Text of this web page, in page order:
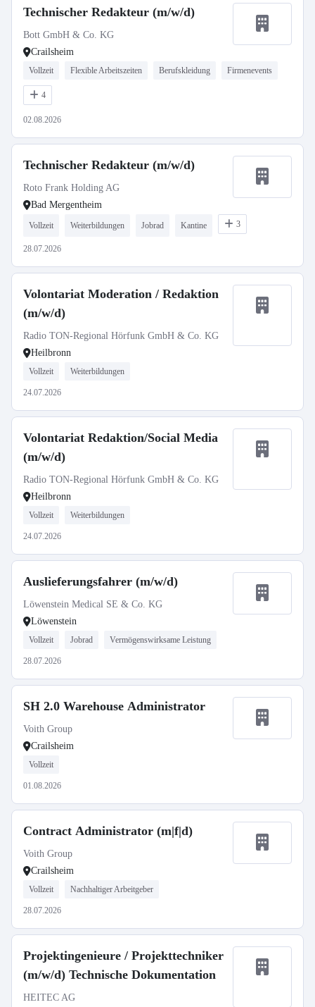
Technischer Redakteur (m/w/d)
Bott GmbH & Co. KG
Crailsheim
Vollzeit Flexible Arbeitszeiten Berufskleidung Firmenevents
4
02.08.2026
Technischer Redakteur (m/w/d)
Roto Frank Holding AG
Bad Mergentheim
Vollzeit Weiterbildungen Jobrad Kantine 3
28.07.2026
Volontariat Moderation / Redaktion
(m/w/d)
Radio TON-Regional Hörfunk GmbH & Co. KG
Heilbronn
Vollzeit Weiterbildungen
24.07.2026
Volontariat Redaktion/Social Media
(m/w/d)
Radio TON-Regional Hörfunk GmbH & Co. KG
Heilbronn
Vollzeit Weiterbildungen
24.07.2026
Auslieferungsfahrer (m/w/d)
Löwenstein Medical SE & Co. KG
Löwenstein
Vollzeit Jobrad Vermögenswirksame Leistung
28.07.2026
SH 2.0 Warehouse Administrator
Voith Group
Crailsheim
Vollzeit
01.08.2026
Contract Administrator (m|f|d)
Voith Group
Crailsheim
Vollzeit Nachhaltiger Arbeitgeber
28.07.2026
Projektingenieure / Projekttechniker
(m/w/d) Technische Dokumentation
HEITEC AG